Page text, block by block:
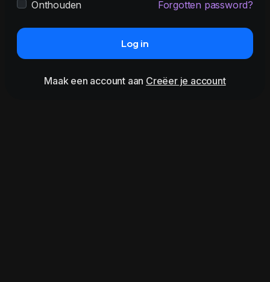
Onthouden Forgotten password?
Log in
Maak een account aan Creëer je account